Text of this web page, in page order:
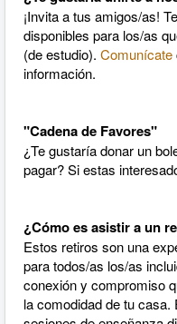
¡Invita a tus amigos/as!
disponibles para los/as
(de estudio). Comunícate
información.
"Cadena de Favores"
¿Te gustaría donar un
pagar? Si estas
¿Cómo es asistir a un
Estos retiros son una
para todos/as los/as
conexión y compromiso
la comodidad de tu